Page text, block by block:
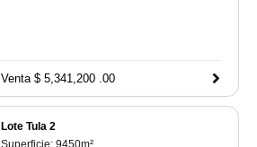
Venta $ 5,341,200 .00
Lote Tula 2
Superficie: 9450m²